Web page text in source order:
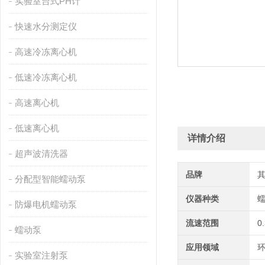
快速水分测定仪
高速冷冻离心机
低速冷冻离心机
高速离心机
低速离心机
超声波清洗器
分配型智能蠕动泵
防爆电机蠕动泵
蠕动泵
实验室注射泵
详情介绍
品牌
仪器种类
流速范围
应用领域